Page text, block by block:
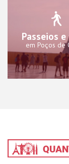
Passeios
em Poços de